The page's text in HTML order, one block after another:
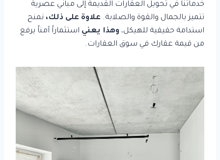
خدماتنا في تحويل العقارات القديمة إلى مباني عصرية
تتميز بالجمال والقوة والصلابة. علاوة على ذلك، نمنح
استدامة حقيقية للهيكل، وهذا يعني استثماراً آمناً يرفع
من قيمة عقارك في سوق العقارات.